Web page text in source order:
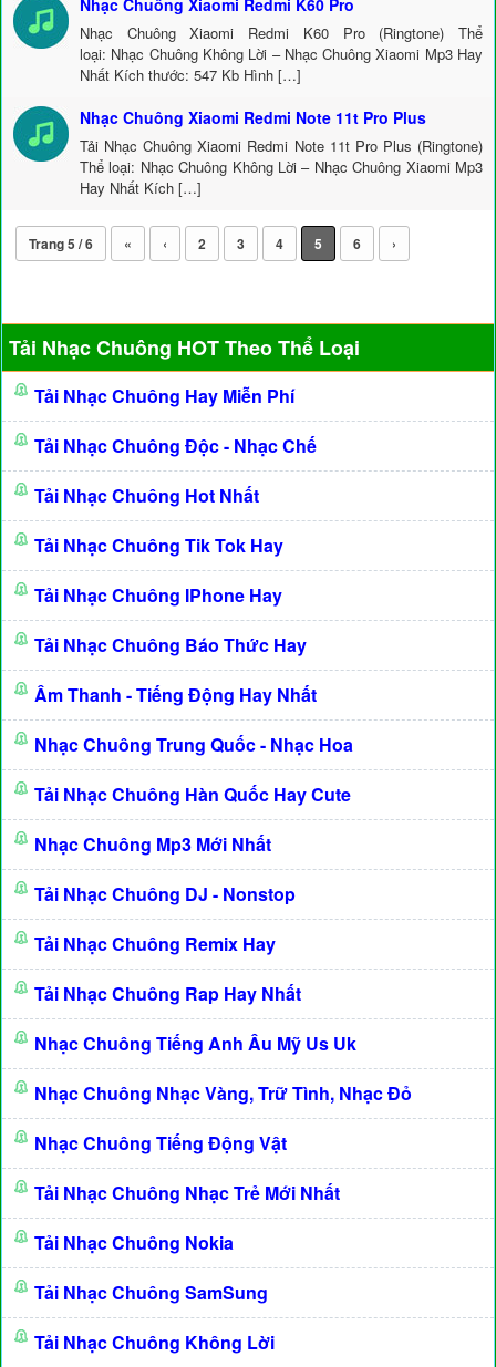
Nhạc Chuông Xiaomi Redmi K60 Pro
Nhạc Chuông Xiaomi Redmi K60 Pro (Ringtone) Thể
loại: Nhạc Chuông Không Lời – Nhạc Chuông Xiaomi Mp3 Hay
Nhất Kích thước: 547 Kb Hình […]
Nhạc Chuông Xiaomi Redmi Note 11t Pro Plus
Tải Nhạc Chuông Xiaomi Redmi Note 11t Pro Plus (Ringtone)
Thể loại: Nhạc Chuông Không Lời – Nhạc Chuông Xiaomi Mp3
Hay Nhất Kích […]
Trang 5 / 6 « ‹ 2 3 4 5 6 ›
Tải Nhạc Chuông HOT Theo Thể Loại
Tải Nhạc Chuông Hay Miễn Phí
Tải Nhạc Chuông Độc - Nhạc Chế
Tải Nhạc Chuông Hot Nhất
Tải Nhạc Chuông Tik Tok Hay
Tải Nhạc Chuông IPhone Hay
Tải Nhạc Chuông Báo Thức Hay
Âm Thanh - Tiếng Động Hay Nhất
Nhạc Chuông Trung Quốc - Nhạc Hoa
Tải Nhạc Chuông Hàn Quốc Hay Cute
Nhạc Chuông Mp3 Mới Nhất
Tải Nhạc Chuông DJ - Nonstop
Tải Nhạc Chuông Remix Hay
Tải Nhạc Chuông Rap Hay Nhất
Nhạc Chuông Tiếng Anh Âu Mỹ Us Uk
Nhạc Chuông Nhạc Vàng, Trữ Tình, Nhạc Đỏ
Nhạc Chuông Tiếng Động Vật
Tải Nhạc Chuông Nhạc Trẻ Mới Nhất
Tải Nhạc Chuông Nokia
Tải Nhạc Chuông SamSung
Tải Nhạc Chuông Không Lời